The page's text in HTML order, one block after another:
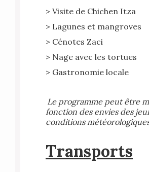
> Visite de Chichen Itza
> Lagunes et mangroves
> Cénotes Zaci
> Nage avec les tortues
> Gastronomie locale
Le programme peut être
fonction des envies des
conditions
Transports